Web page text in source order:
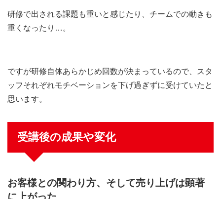
研修で出される課題も重いと感じたり、チームでの動きも
重くなったり…。
ですが研修自体あらかじめ回数が決まっているので、スタ
ッフそれぞれモチベーションを下げ過ぎずに受けていたと
思います。
受講後の成果や変化
お客様との関わり方、そして売り上げは顕著
に上がった